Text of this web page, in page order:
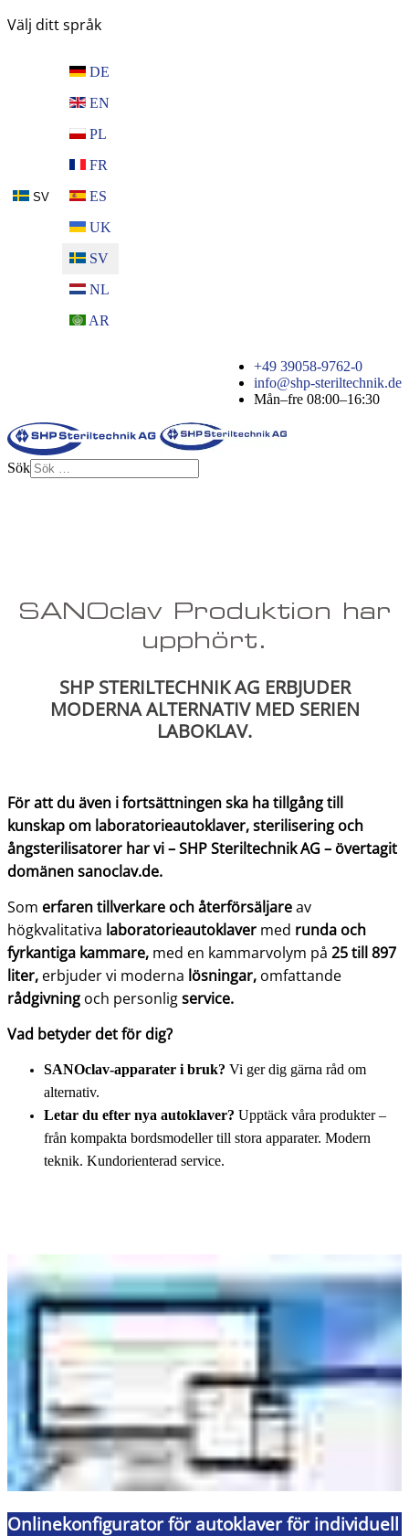
Välj ditt språk
SV
DE
EN
PL
FR
ES
UK
SV
NL
AR
+49 39058-9762-0
info@shp-steriltechnik.de
Mån–fre 08:00–16:30
Sök
SANOclav Produktion har
upphört.
SHP STERILTECHNIK AG ERBJUDER
MODERNA ALTERNATIV MED SERIEN
LABOKLAV.
För att du även i fortsättningen ska ha tillgång till
kunskap om laboratorieautoklaver, sterilisering och
ångsterilisatorer har vi – SHP Steriltechnik AG – övertagit
domänen sanoclav.de.
Som erfaren tillverkare och återförsäljareav
högkvalitativa laboratorieautoklaver med runda och
fyrkantiga kammare, med en kammarvolym på 25 till 897
liter, erbjuder vi moderna lösningar, omfattande
rådgivning och personligservice.
Vad betyder det för dig?
SANOclav-apparater i bruk? Vi ger dig gärna råd om
alternativ.
Letar du efter nya autoklaver? Upptäck våra produkter –
från kompakta bordsmodeller till stora apparater. Modern
teknik. Kundorienterad service.
Onlinekonfigurator för autoklaver för individuell